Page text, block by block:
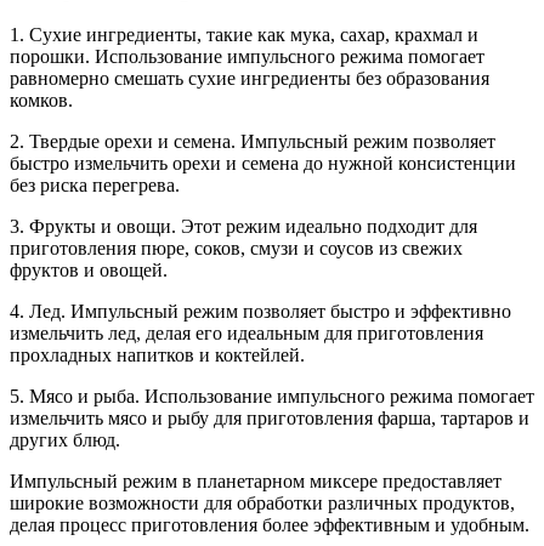
1. Сухие ингредиенты, такие как мука, сахар, крахмал и
порошки. Использование импульсного режима помогает
равномерно смешать сухие ингредиенты без образования
комков.
2. Твердые орехи и семена. Импульсный режим позволяет
быстро измельчить орехи и семена до нужной консистенции
без риска перегрева.
3. Фрукты и овощи. Этот режим идеально подходит для
приготовления пюре, соков, смузи и соусов из свежих
фруктов и овощей.
4. Лед. Импульсный режим позволяет быстро и эффективно
измельчить лед, делая его идеальным для приготовления
прохладных напитков и коктейлей.
5. Мясо и рыба. Использование импульсного режима помогает
измельчить мясо и рыбу для приготовления фарша, тартаров и
других блюд.
Импульсный режим в планетарном миксере предоставляет
широкие возможности для обработки различных продуктов,
делая процесс приготовления более эффективным и удобным.